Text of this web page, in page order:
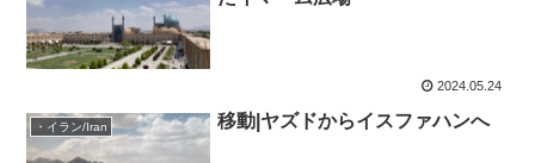
2024.05.24
・イラン/Iran 移動|ヤズドからイスファハンへ